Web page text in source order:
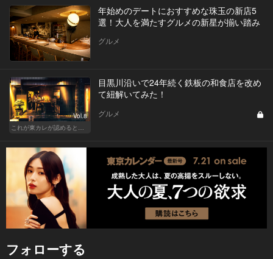
年始めのデートにおすすめな珠玉の新店5
選！大人を満たすグルメの新星が揃い踏み
グルメ
Vol.8
目黒川沿いで24年続く鉄板の和食店を改め
て紐解いてみた！
グルメ
フォローする